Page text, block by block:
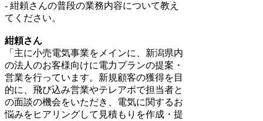
- 紺頼さんの普段の業務内容について教え
てください。
紺頼さん
「主に小売電気事業をメインに、新潟県内
の法人のお客様向けに電力プランの提案・
営業を行っています。新規顧客の獲得を目
的に、飛び込み営業やテレアポで担当者と
の面談の機会をいただき、電気に関するお
悩みをヒアリングして見積もりを作成・提